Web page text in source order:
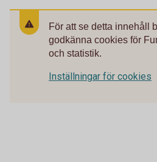
För att se detta innehåll
godkänna cookies för
och statistik.
Inställningar för cookies